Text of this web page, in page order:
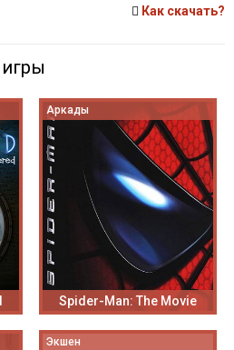
Как скачать?
Аркады
Spider-Man: The Movie
Экшен